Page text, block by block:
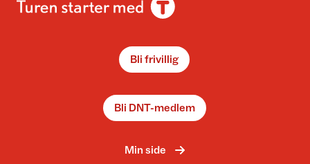
Bli frivillig
Bli DNT-medlem
Min side